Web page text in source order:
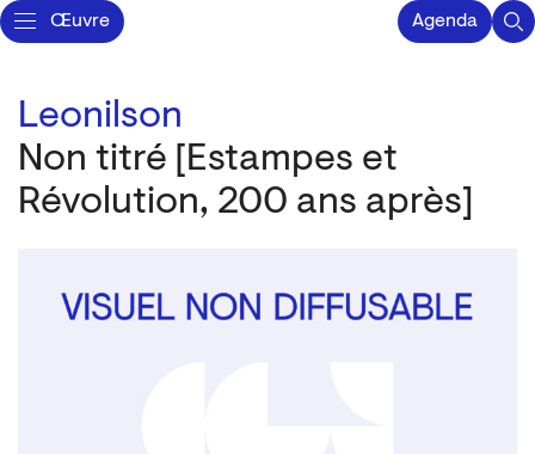
Œuvre Agenda
Leonilson
Non titré [Estampes et
Révolution, 200 ans après]